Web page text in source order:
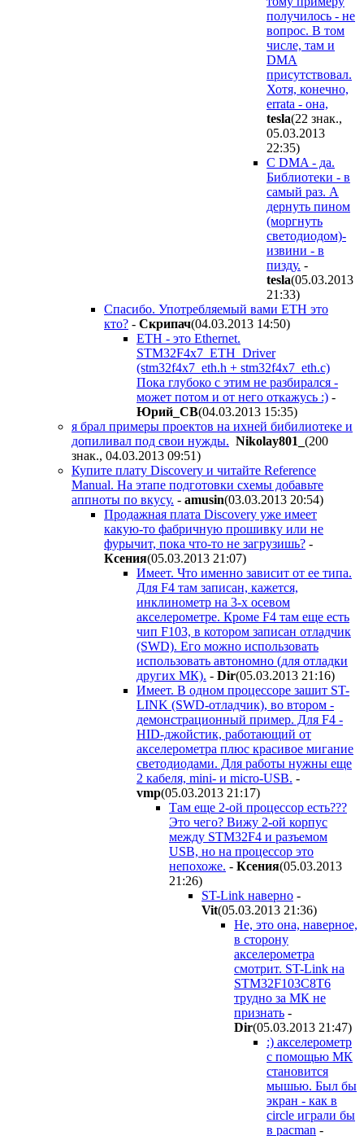
получилось - не
вопрос. В том
числе, там и
DMA
присутствовал.
Хотя, конечно,
errata - она,
tesla(22 знак.,
05.03.2013
22:35)
С DMA - да.
Библиотеки - в
самый раз. А
дернуть пином
(моргнуть
светодиодом)-
извини - в
пизду. -
tesla(05.03.2013
21:33)
Спасибо. Употребляемый вами ETH это
кто? - Скрипач(04.03.2013 14:50)
ETH - это Ethernet.
STM32F4x7_ETH_Driver
(stm32f4x7_eth.h + stm32f4x7_eth.c)
Пока глубоко с этим не разбирался -
может потом и от него откажусь :) -
Юрий_СВ(04.03.2013 15:35)
я брал примеры проектов на ихней бибилиотеке и
допиливал под свои нужды. Nikolay801_ (200
знак., 04.03.2013 09:51)
Купите плату Discovery и читайте Reference
Manual. На этапе подготовки схемы добавьте
аппноты по вкусу. - amusin(03.03.2013 20:54)
Продажная плата Discovery уже имеет
какую-то фабричную прошивку или не
фурычит, пока что-то не загрузишь? -
Ксения(05.03.2013 21:07)
Имеет. Что именно зависит от ее типа.
Для F4 там записан, кажется,
инклинометр на 3-х осевом
акселерометре. Кроме F4 там еще есть
чип F103, в котором записан отладчик
(SWD). Его можно использовать
использовать автономно (для отладки
других МК). - Dir(05.03.2013 21:16)
Имеет. В одном процессоре зашит ST-
LINK (SWD-отладчик), во втором -
демонстрационный пример. Для F4 -
HID-джойстик, работающий от
акселерометра плюс красивое мигание
светодиодами. Для работы нужны еще
2 кабеля, mini- и micro-USB. -
vmp(05.03.2013 21:17)
Там еще 2-ой процессор есть???
Это чего? Вижу 2-ой корпус
между STM32F4 и разъемом
USB, но на процессор это
непохоже. - Ксения(05.03.2013
21:26)
ST-Link наверно -
Vit(05.03.2013 21:36)
Не, это она, наверное,
в сторону
акселерометра
смотрит. ST-Link на
STM32F103C8T6
трудно за МК не
признать -
Dir(05.03.2013 21:47)
:) акселерометр
с помощью МК
становится
мышью. Был бы
экран - как в
circle играли бы
в pacman -